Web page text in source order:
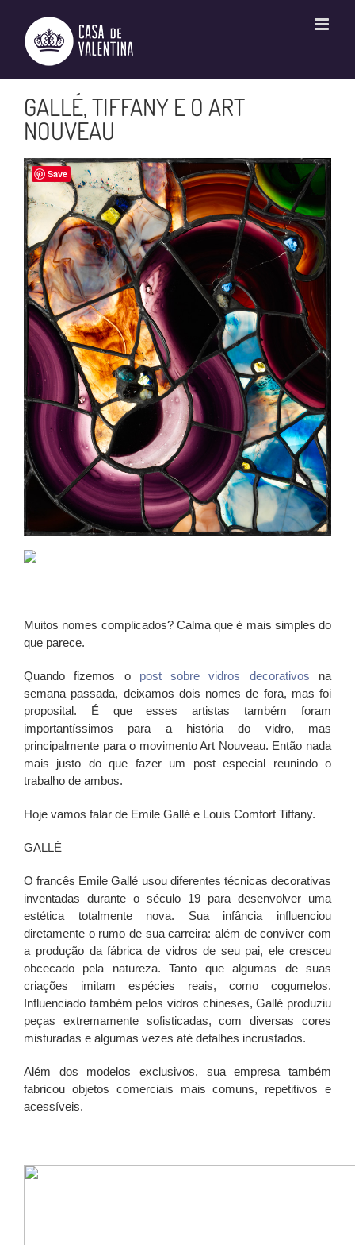
conteúdo
GALLÉ, TIFFANY E O ART
NOUVEAU
Muitos nomes complicados? Calma que é mais simples do
que parece.
Quando fizemos o post sobre vidros decorativos na
semana passada, deixamos dois nomes de fora, mas foi
proposital. É que esses artistas também foram
importantíssimos para a história do vidro, mas
principalmente para o movimento Art Nouveau. Então nada
mais justo do que fazer um post especial reunindo o
trabalho de ambos.
Hoje vamos falar de Emile Gallé e Louis Comfort Tiffany.
GALLÉ
O francês Emile Gallé usou diferentes técnicas decorativas
inventadas durante o século 19 para desenvolver uma
estética totalmente nova. Sua infância influenciou
diretamente o rumo de sua carreira: além de conviver com
a produção da fábrica de vidros de seu pai, ele cresceu
obcecado pela natureza. Tanto que algumas de suas
criações imitam espécies reais, como cogumelos.
Influenciado também pelos vidros chineses, Gallé produziu
peças extremamente sofisticadas, com diversas cores
misturadas e algumas vezes até detalhes incrustados.
Além dos modelos exclusivos, sua empresa também
fabricou objetos comerciais mais comuns, repetitivos e
acessíveis.
Save